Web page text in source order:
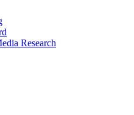
Research